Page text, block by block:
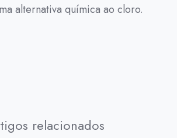
alternativa química ao cloro.
relacionados